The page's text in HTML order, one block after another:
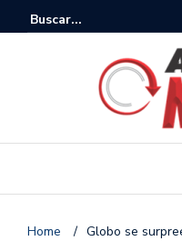
Home / Globo se